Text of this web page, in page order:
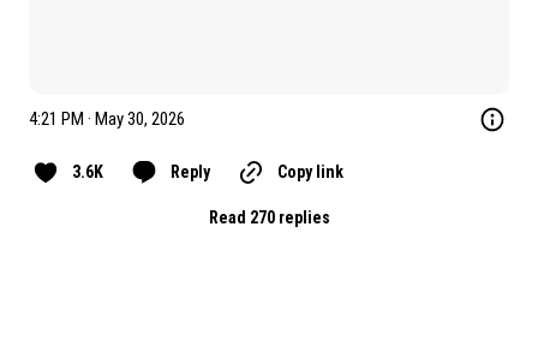
4:21 PM · May 30, 2026
3.6K Reply Copy link
Read 270 replies